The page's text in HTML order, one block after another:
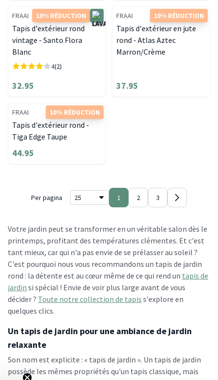
10% RÉDUCTION
FRAAI
Tapis d'extérieur rond
vintage - Santo Flora
Blanc
4(2)
32.95
10% RÉDUCTION
FRAAI
Tapis d'extérieur en jute
rond - Atlas Aztec
Marron/Crème
37.95
10% RÉDUCTION
FRAAI
Tapis d'extérieur rond -
Tiga Edge Taupe
44.95
Per pagina 1 2 3
Votre jardin peut se transformer en un véritable salon dès le
printemps, profitant des températures clémentes. Et c'est
tant mieux, car qui n'a pas envie de se prélasser au soleil ?
C'est pourquoi nous vous recommandons un tapis de jardin
rond : la détente est au cœur même de ce qui rend un tapis de
jardin si spécial ! Envie de voir plus large avant de vous
décider ? Toute notre collection de tapis s'explore en
quelques clics.
Un tapis de jardin pour une ambiance de jardin
relaxante
Son nom est explicite : « tapis de jardin ». Un tapis de jardin
possède les mêmes propriétés qu'un tapis classique, mais